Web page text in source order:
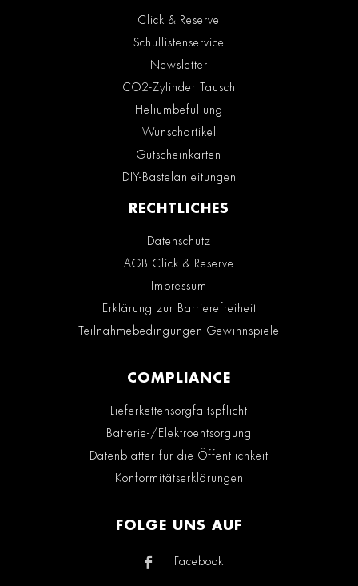
Click & Reserve
Schullistenservice
Newsletter
CO2-Zylinder Tausch
Heliumbefüllung
Wunschartikel
Gutscheinkarten
DIY-Bastelanleitungen
RECHTLICHES
Datenschutz
AGB Click & Reserve
Impressum
Erklärung zur Barrierefreiheit
Teilnahmebedingungen Gewinnspiele
COMPLIANCE
Lieferkettensorgfaltspflicht
Batterie-/Elektroentsorgung
Datenblätter für die Öffentlichkeit
Konformitätserklärungen
FOLGE UNS AUF
Facebook